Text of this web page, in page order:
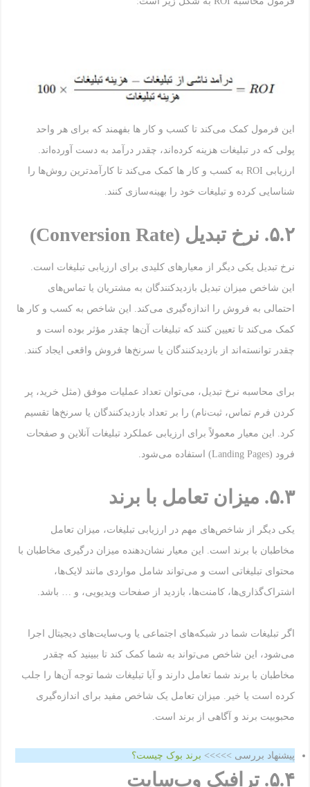
این فرمول کمک می‌کند تا کسب و کار ها بفهمند که برای هر واحد
پولی که در تبلیغات هزینه کرده‌اند، چقدر درآمد به دست آورده‌اند.
ارزیابی ROI به کسب و کار ها کمک می‌کند تا کارآمدترین روش‌ها را
شناسایی کرده و تبلیغات خود را بهینه‌سازی کنند.
۵.۲. نرخ تبدیل (Conversion Rate)
نرخ تبدیل یکی دیگر از معیارهای کلیدی برای ارزیابی تبلیغات است.
این شاخص میزان تبدیل بازدیدکنندگان به مشتریان یا تماس‌های
احتمالی به فروش را اندازه‌گیری می‌کند. این شاخص به کسب و کار ها
کمک می‌کند تا تعیین کنند که تبلیغات آن‌ها چقدر مؤثر بوده است و
چقدر توانسته‌اند از بازدیدکنندگان یا سرنخ‌ها فروش واقعی ایجاد کنند.
برای محاسبه نرخ تبدیل، می‌توان تعداد عملیات موفق (مثل خرید، پر
کردن فرم تماس، ثبت‌نام) را بر تعداد بازدیدکنندگان یا سرنخ‌ها تقسیم
کرد. این معیار معمولاً برای ارزیابی عملکرد تبلیغات آنلاین و صفحات
فرود (Landing Pages) استفاده می‌شود.
۵.۳. میزان تعامل با برند
یکی دیگر از شاخص‌های مهم در ارزیابی تبلیغات، میزان تعامل
مخاطبان با برند است. این معیار نشان‌دهنده‌ میزان درگیری مخاطبان با
محتوای تبلیغاتی است و می‌تواند شامل مواردی مانند لایک‌ها،
اشتراک‌گذاری‌ها، کامنت‌ها، بازدید از صفحات ویدیویی، و … باشد.
اگر تبلیغات شما در شبکه‌های اجتماعی یا وب‌سایت‌های دیجیتال اجرا
می‌شود، این شاخص می‌تواند به شما کمک کند تا ببینید که چقدر
مخاطبان با برند شما تعامل دارند و آیا تبلیغات شما توجه آن‌ها را جلب
کرده است یا خیر. میزان تعامل یک شاخص مفید برای اندازه‌گیری
محبوبیت برند و آگاهی از برند است.
پیشنهاد بررسی >>>>> برند بوک چیست؟
۵.۴. ترافیک وب‌سایت